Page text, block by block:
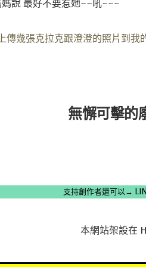
說 最好不要惹她~~吼~~~
傳幾張克拉克跟澄澄的照片到我
無懈可擊的
支持創作者還可以→
本網站架設在